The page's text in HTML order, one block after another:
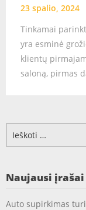
23 spalio, 2024
Tinkamai
yra esminė
klientų
saloną, pirmas
Naujausi įrašai
Auto supirkimas